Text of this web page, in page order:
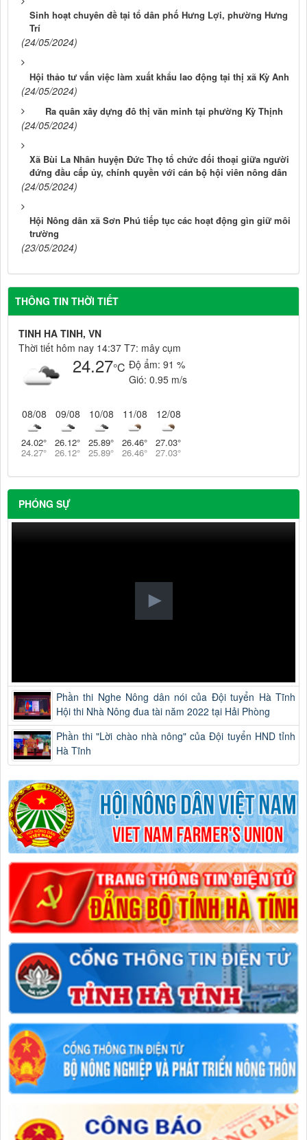
Sinh hoạt chuyên đề tại tổ dân phố Hưng Lợi, phường Hưng
Trí
(24/05/2024)
Hội thảo tư vấn việc làm xuất khẩu lao động tại thị xã Kỳ Anh
(24/05/2024)
Ra quân xây dựng đô thị văn minh tại phường Kỳ Thịnh
(24/05/2024)
Xã Bùi La Nhân huyện Đức Thọ tổ chức đối thoại giữa người
đứng đầu cấp ủy, chính quyền với cán bộ hội viên nông dân
(24/05/2024)
Hội Nông dân xã Sơn Phú tiếp tục các hoạt động gìn giữ môi
trường
(23/05/2024)
THÔNG TIN THỜI TIẾT
TINH HA TINH, VN
Thời tiết hôm nay 14:37 T7: mây cụm
24.27°C Độ ẩm: 91 %
Gió: 0.95 m/s
08/08
24.02°
24.27°
09/08
26.12°
26.12°
10/08
25.89°
25.89°
11/08
26.46°
26.46°
12/08
27.03°
27.03°
PHÓNG SỰ
Phần thi Nghe Nông dân nói của Đội tuyển Hà Tĩnh
Hội thi Nhà Nông đua tài năm 2022 tại Hải Phòng
Phần thi "Lời chào nhà nông" của Đội tuyển HND tỉnh
Hà Tĩnh